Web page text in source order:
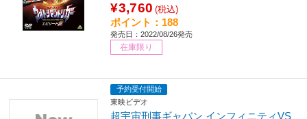
¥3,760 (税込)
ポイント：188
発売日：2022/08/26発売
在庫限り
予約受付開始
東映ビデオ
超宇宙刑事ギャバン インフィニティVS